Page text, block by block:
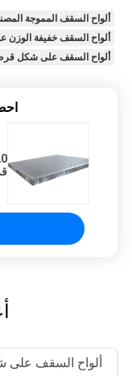
ألواح السقف المموجة
ألواح السقف خفيفة
ألواح السقف على شكل قرص
ألواح السقف على